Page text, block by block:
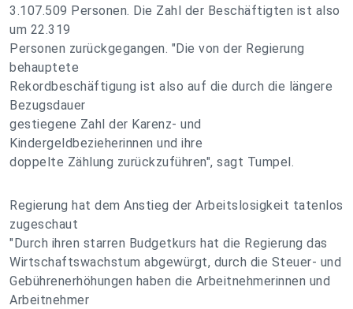
3.107.509 Personen. Die Zahl der Beschäftigten ist also
um 22.319
Personen zurückgegangen. "Die von der Regierung
behauptete
Rekordbeschäftigung ist also auf die durch die längere
Bezugsdauer
gestiegene Zahl der Karenz- und
Kindergeldbezieherinnen und ihre
doppelte Zählung zurückzuführen", sagt Tumpel.
Regierung hat dem Anstieg der Arbeitslosigkeit tatenlos
zugeschaut
"Durch ihren starren Budgetkurs hat die Regierung das
Wirtschaftswachstum abgewürgt, durch die Steuer- und
Gebührenerhöhungen haben die Arbeitnehmerinnen und
Arbeitnehmer